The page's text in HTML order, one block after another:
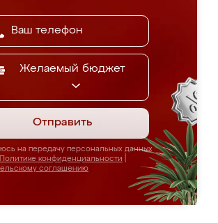
Желаемый бюджет
Отправить
на передачу персональных данных
Политике конфиденциальности
соглашению